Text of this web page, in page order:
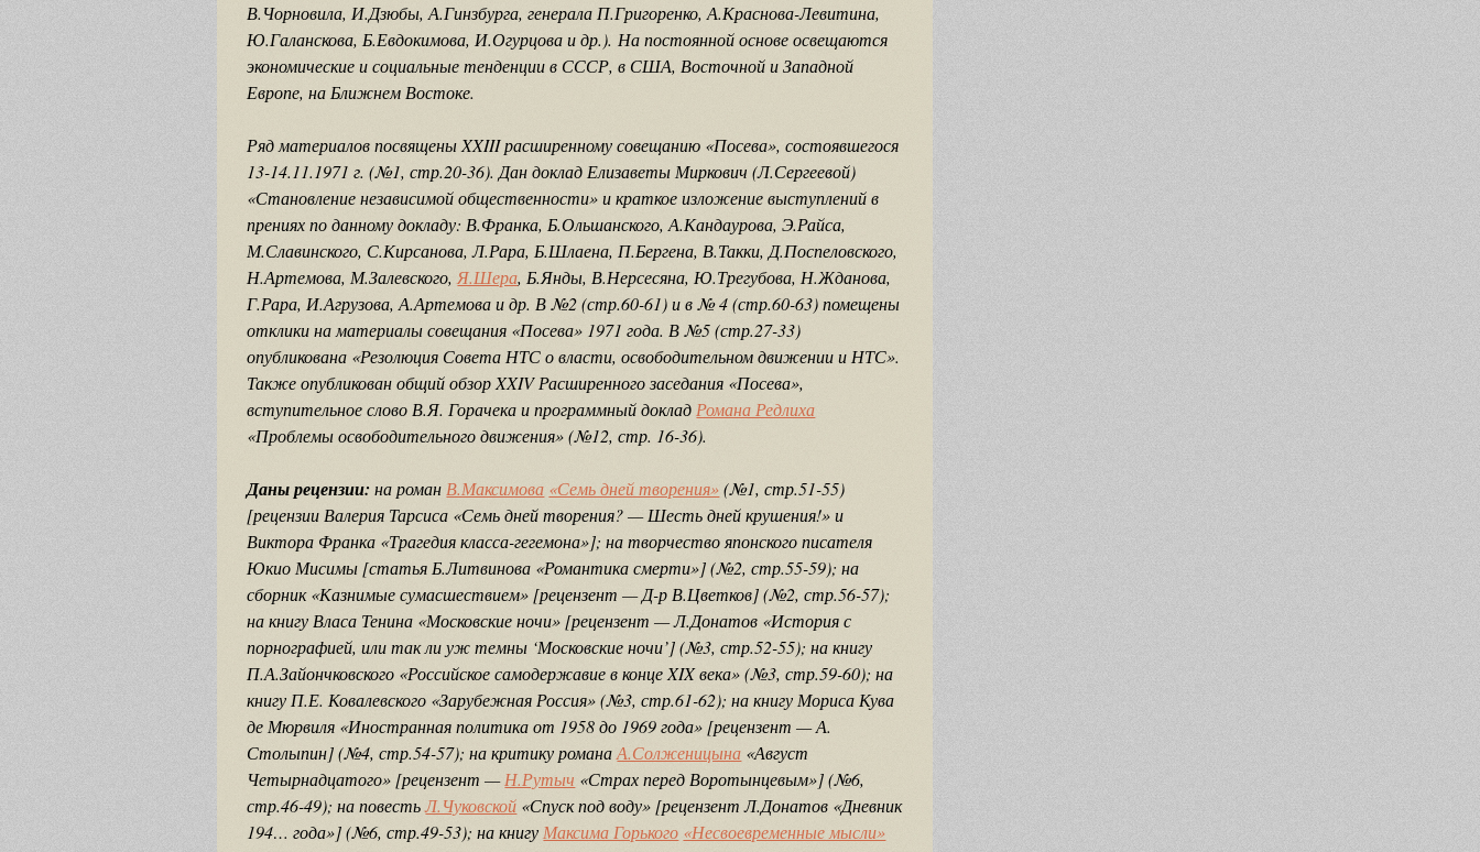
В.Чорновила, И.Дзюбы, А.Гинзбурга, генерала П.Григоренко, А.Краснова-Левитина,
Ю.Галанскова, Б.Евдокимова, И.Огурцова и др.). На постоянной основе освещаются
экономические и социальные тенденции в СССР, в США, Восточной и Западной
Европе, на Ближнем Востоке.
Ряд материалов посвящены XXIII расширенному совещанию «Посева», состоявшегося
13-14.11.1971 г. (№1, стр.20-36). Дан доклад Елизаветы Миркович (Л.Сергеевой)
«Становление независимой общественности» и краткое изложение выступлений в
прениях по данному докладу: В.Франка, Б.Ольшанского, А.Кандаурова, Э.Райса,
М.Славинского, С.Кирсанова, Л.Рара, Б.Шлаена, П.Бергена, В.Такки, Д.Поспеловского,
Н.Артемова, М.Залевского,Я.Шера, Б.Янды, В.Нерсесяна, Ю.Трегубова, Н.Жданова,
Г.Рара, И.Агрузова, А.Артемова и др. В №2 (стр.60-61) и в № 4 (стр.60-63) помещены
отклики на материалы совещания «Посева» 1971 года. В №5 (стр.27-33)
опубликована «Резолюция Совета НТС о власти, освободительном движении и НТС».
Также опубликован общий обзор XXIV Расширенного заседания «Посева»,
вступительное слово В.Я. Горачека и программный докладРомана Редлиха
«Проблемы освободительного движения» (№12, стр. 16-36).
Даны рецензии:на романВ.Максимова «Семь дней творения»(№1, стр.51-55)
[рецензии Валерия Тарсиса «Семь дней творения? — Шесть дней крушения!» и
Виктора Франка «Трагедия класса-гегемона»]; на творчество японского писателя
Юкио Мисимы [статья Б.Литвинова «Романтика смерти»] (№2, стр.55-59); на
сборник «Казнимые сумасшествием» [рецензент — Д-р В.Цветков] (№2, стр.56-57);
на книгу Власа Тенина «Московские ночи» [рецензент — Л.Донатов «История с
порнографией, или так ли уж темны ‘Московские ночи’] (№3, стр.52-55); на книгу
П.А.Зайончковского «Российское самодержавие в конце XIX века» (№3, стр.59-60); на
книгу П.Е. Ковалевского «Зарубежная Россия» (№3, стр.61-62); на книгу Мориса Кува
де Мюрвиля «Иностранная политика от 1958 до 1969 года» [рецензент — А.
Столыпин] (№4, стр.54-57); на критику романаА.Солженицына «Август
Четырнадцатого» [рецензент —Н.Рутыч «Страх перед Воротынцевым»] (№6,
стр.46-49); на повестьЛ.Чуковской «Спуск под воду» [рецензент Л.Донатов «Дневник
194… года»] (№6, стр.49-53); на книгуМаксима Горького «Несвоевременные мысли»